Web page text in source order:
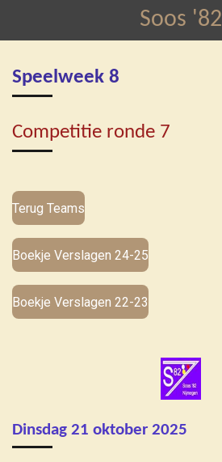
direct
de
hoofdinhoud
Soos '82
Speelweek 8
Competitie ronde 7
Terug Teams
Boekje Verslagen 24-25
Boekje Verslagen 22-23
Dinsdag 21 oktober 2025